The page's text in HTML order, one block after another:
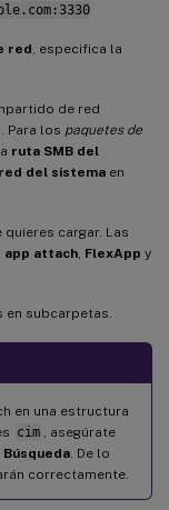
red , especifica la
de red
Para los paquetes de
ruta SMB del
del sistema en
cargar. Las
app attach FlexApp y
subcarpetas.
en una estructura
cim
, asegúrate
Búsqueda . De lo
correctamente.